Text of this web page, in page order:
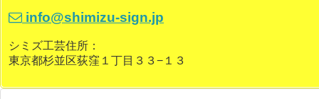
info@shimizu-sign.jp
シミズ工芸住所：
東京都杉並区荻窪１丁目３３−１３